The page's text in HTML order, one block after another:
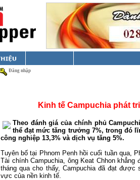
Đăng nhập
Kinh tế Campuchia phát
Theo đánh giá của chính phủ
thể đạt mức tăng trưởng 7%, trong đó
công nghiệp 13,3% và dịch vụ tăng 5%.
Tuyên bố tại Phnom Penh hồi cuối tuần qua,
Tài chính Campuchia, ông Keat Chhon
tháng qua cho thấy, Campuchia đã đạt
vực của nền kinh tế.